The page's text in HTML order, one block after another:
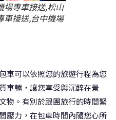
場專車接送,松山
車接送,台中機場
車可以依照您的旅遊行程為您
車輛，讓您享受與沉醉在景
物。有別於跟團旅行的時間緊
壓力，在包車時間內隨您心所